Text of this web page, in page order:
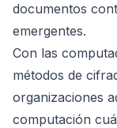
documentos
emergentes.
Con las
métodos de
organizaciones
computación